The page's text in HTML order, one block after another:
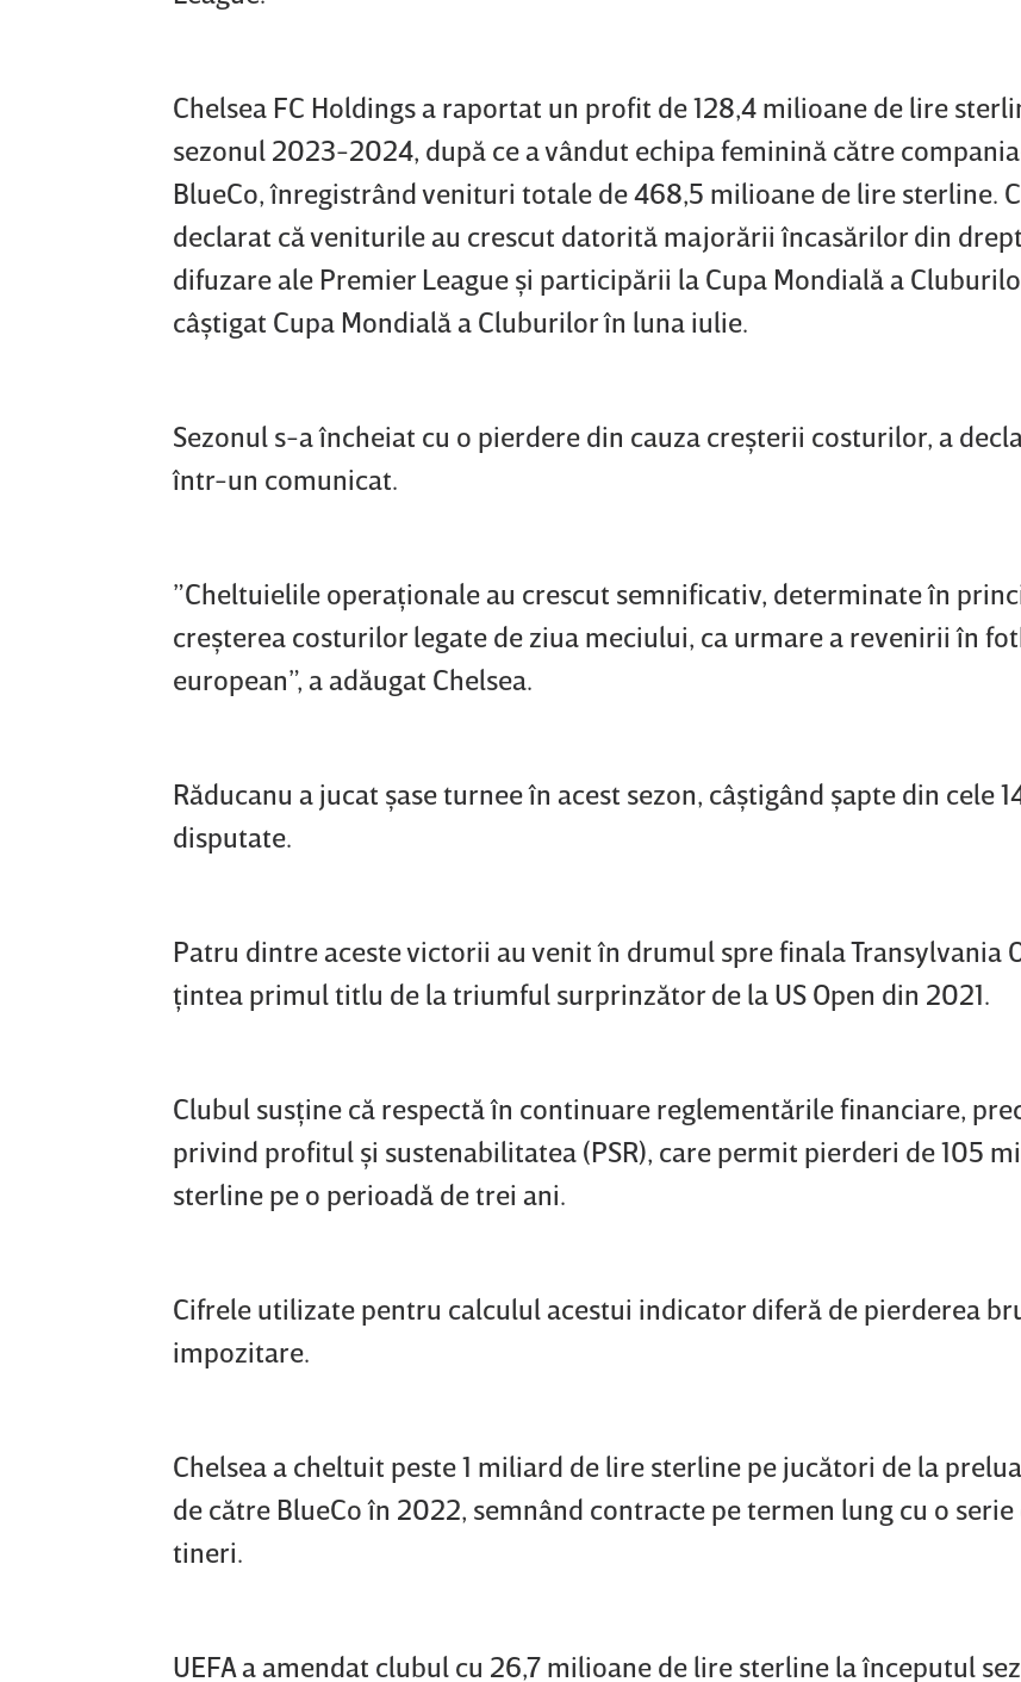
Chelsea FC Holdings a raportat un profit de 128,4 milioane de lire
sezonul 2023-2024, după ce a vândut echipa feminină către
BlueCo, înregistrând venituri totale de 468,5 milioane de lire sterline.
declarat că veniturile au crescut datorită majorării încasărilor din
difuzare ale Premier League şi participării la Cupa Mondială a
câştigat Cupa Mondială a Cluburilor în luna iulie.
Sezonul s-a încheiat cu o pierdere din cauza creşterii costurilor, a
într-un comunicat.
”Cheltuielile operaţionale au crescut semnificativ, determinate în
creşterea costurilor legate de ziua meciului, ca urmare a revenirii în
european”, a adăugat Chelsea.
Răducanu a jucat şase turnee în acest sezon, câştigând şapte din cele
disputate.
Patru dintre aceste victorii au venit în drumul spre finala Transylvania
ţintea primul titlu de la triumful surprinzător de la US Open din 2021.
Clubul susţine că respectă în continuare reglementările financiare,
privind profitul şi sustenabilitatea (PSR), care permit pierderi de 105
sterline pe o perioadă de trei ani.
Cifrele utilizate pentru calculul acestui indicator diferă de pierderea
impozitare.
Chelsea a cheltuit peste 1 miliard de lire sterline pe jucători de la
de către BlueCo în 2022, semnând contracte pe termen lung cu o
tineri.
UEFA a amendat clubul cu 26,7 milioane de lire sterline la începutul